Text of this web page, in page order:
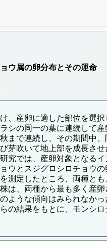
ウ属の卵分布とその運命
、産卵に適した部位を選
シの同一の葉に連続して
まで連続し、その期間中
芽吹いて地上部を成長さ
究では、産卵対象となる
ウとスジグロシロチョウ
測定したところ、両種と
は、両種から最も多く産
ような傾向はみられなか
の結果をもとに、モンシ